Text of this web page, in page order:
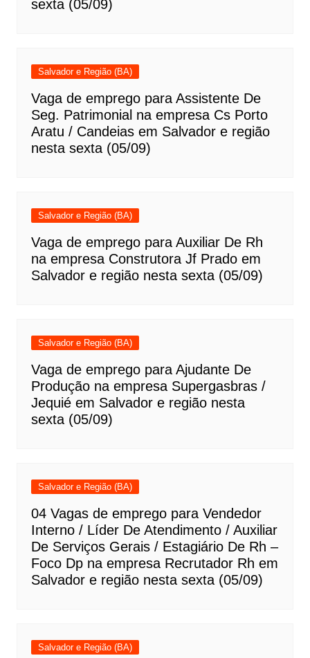
sexta (05/09)
Salvador e Região (BA)
Vaga de emprego para Assistente De
Seg. Patrimonial na empresa Cs Porto
Aratu / Candeias em Salvador e região
nesta sexta (05/09)
Salvador e Região (BA)
Vaga de emprego para Auxiliar De Rh
na empresa Construtora Jf Prado em
Salvador e região nesta sexta (05/09)
Salvador e Região (BA)
Vaga de emprego para Ajudante De
Produção na empresa Supergasbras /
Jequié em Salvador e região nesta
sexta (05/09)
Salvador e Região (BA)
04 Vagas de emprego para Vendedor
Interno / Líder De Atendimento / Auxiliar
De Serviços Gerais / Estagiário De Rh –
Foco Dp na empresa Recrutador Rh em
Salvador e região nesta sexta (05/09)
Salvador e Região (BA)